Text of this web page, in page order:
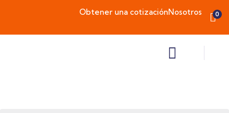
Obtener una cotizaciónNosotros 0